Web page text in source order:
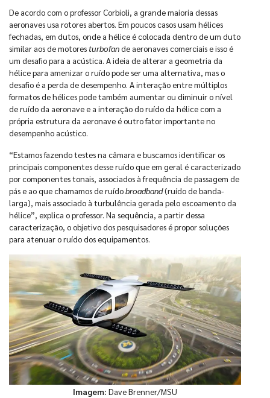
De acordo com o professor Corbioli, a grande maioria dessas
aeronaves usa rotores abertos. Em poucos casos usam hélices
fechadas, em dutos, onde a hélice é colocada dentro de um duto
similar aos de motoresturbofande aeronaves comerciais e isso é
um desafio para a acústica. A ideia de alterar a geometria da
hélice para amenizar o ruído pode ser uma alternativa, mas o
desafio é a perda de desempenho. A interação entre múltiplos
formatos de hélices pode também aumentar ou diminuir o nível
de ruído da aeronave e a interação do ruído da hélice com a
própria estrutura da aeronave é outro fator importante no
desempenho acústico.
“Estamos fazendo testes na câmara e buscamos identificar os
principais componentes desse ruído que em geral é caracterizado
por componentes tonais, associados à frequência de passagem de
pás e ao que chamamos de ruídobroadband(ruído de banda-
larga), mais associado à turbulência gerada pelo escoamento da
hélice”, explica o professor. Na sequência, a partir dessa
caracterização, o objetivo dos pesquisadores é propor soluções
para atenuar o ruído dos equipamentos.
Imagem: Dave Brenner/MSU